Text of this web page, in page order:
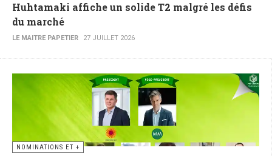
Huhtamaki affiche un solide T2 malgré les défis
du marché
LE MAITRE PAPETIER 27 JUILLET 2026
NOMINATIONS ET +